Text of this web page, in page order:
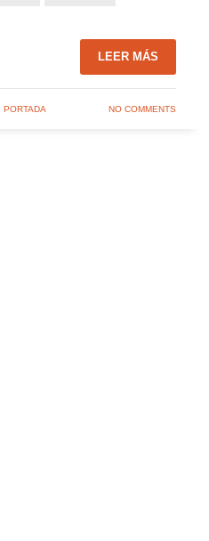
LEER MÁS
PORTADA NO COMMENTS